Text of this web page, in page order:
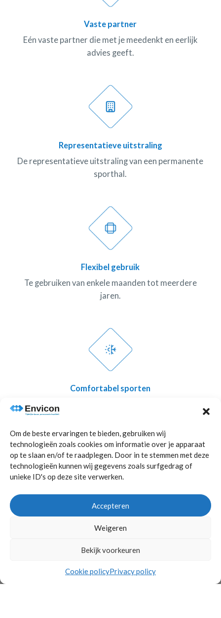
Om de beste ervaringen te bieden, gebruiken wij
technologieën zoals cookies om informatie over je apparaat
op te slaan en/of te raadplegen. Door in te stemmen met deze
technologieën kunnen wij gegevens zoals surfgedrag of
unieke ID's op deze site verwerken.
Accepteren
Weigeren
Bekijk voorkeuren
Cookie policyPrivacy policy
Vaste partner
Eén vaste partner die met je meedenkt en eerlijk
advies geeft.
Representatieve uitstraling
De representatieve uitstraling van een permanente
sporthal.
Flexibel gebruik
Te gebruiken van enkele maanden tot meerdere
jaren.
Comfortabel sporten
Comfortabel sporten dankzij goede isolatie en
optimale akoestiek en ventilatie.